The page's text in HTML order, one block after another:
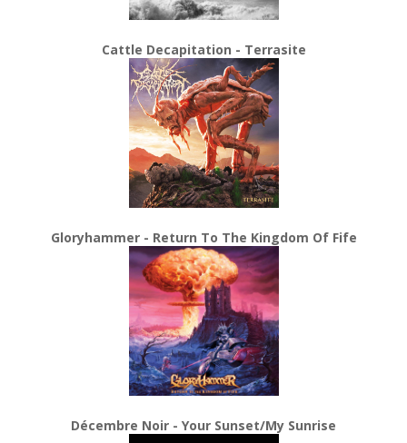
Cattle Decapitation - Terrasite
Gloryhammer - Return To The Kingdom Of Fife
Décembre Noir - Your Sunset/My Sunrise